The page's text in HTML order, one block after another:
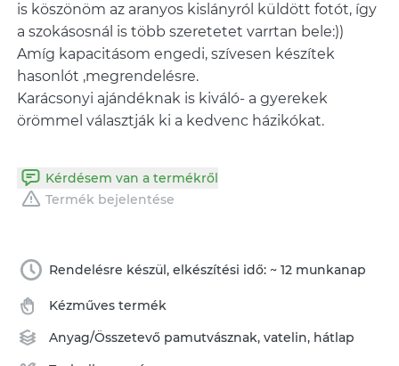
is köszönöm az aranyos kislányról küldött fotót, így
a szokásosnál is több szeretetet varrtan bele:))
Amíg kapacitásom engedi, szívesen készítek
hasonlót ,megrendelésre.
Karácsonyi ajándéknak is kiváló- a gyerekek
örömmel választják ki a kedvenc házikókat.
Kérdésem van a termékről
Termék bejelentése
Rendelésre készül, elkészítési idő: ~ 12 munkanap
Kézműves termék
Anyag/Összetevő pamutvásznak,vatelin, hátlap